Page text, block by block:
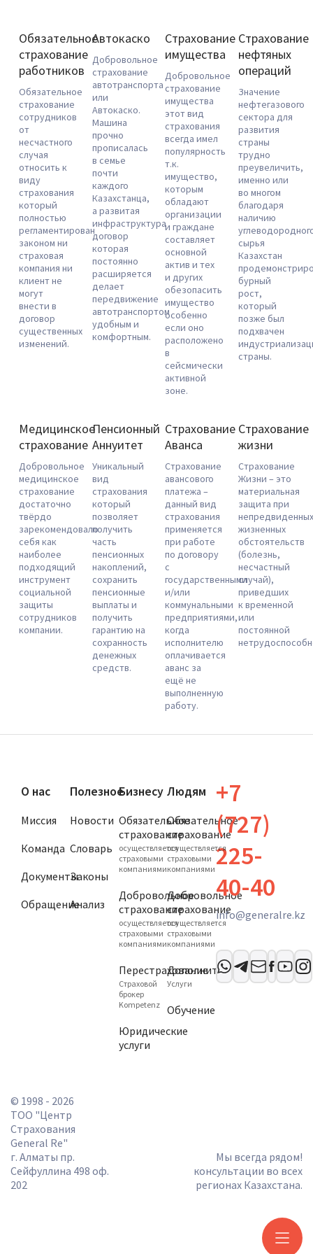
Обязательное
страхование
работников
Обязательное
страхование
сотрудников
от
несчастного
случая
относить к
виду
страхования
который
полностью
регламентирован
законом ни
страховая
компания ни
клиент не
могут
внести в
договор
существенных
изменений.
Автокаско
Добровольное
страхование
автотранспорта
или
Автокаско.
Машина
прочно
прописалась
в семье
почти
каждого
Казахстанца,
а развитая
инфраструктура
договор
которая
постоянно
расширяется
делает
передвижение
автотранспортом
удобным и
комфортным.
Страхование
имущества
Добровольное
страхование
имущества
этот вид
страхования
всегда имел
популярность
т.к.
имущество,
которым
обладают
организации
и граждане
составляет
основной
актив и тех
и других
обезопасить
имущество
особенно
если оно
расположено
в
сейсмически
активной
зоне.
Страхование
нефтяных
операций
Значение
нефтегазового
сектора для
развития
страны
трудно
преувеличить,
именно или
во многом
благодаря
наличию
сырья
Казахстан
бурный
рост,
который
позже был
подхвачен
страны.
Медицинское
страхование
Добровольное
медицинское
страхование
достаточно
твёрдо
зарекомендовало
себя как
наиболее
подходящий
инструмент
социальной
защиты
сотрудников
компании.
Пенсионный
Аннуитет
Уникальный
вид
страхования
который
позволяет
получить
часть
пенсионных
накоплений,
сохранить
пенсионные
выплаты и
получить
гарантию на
сохранность
денежных
средств.
Страхование
Аванса
Страхование
авансового
платежа –
данный вид
страхования
применяется
при работе
по договору
с
государственными
и/или
коммунальными
предприятиями,
когда
исполнителю
оплачивается
аванс за
ещё не
выполненную
работу.
Страхование
жизни
Страхование
Жизни – это
материальная
защита при
непредвиденных
жизненных
обстоятельств
(болезнь,
несчастный
случай),
приведших
к временной
или
постоянной
О нас
Миссия
Команда
Документы
Обращение
Полезное
Новости
Словарь
Законы
Анализ
Бизнесу
Обязательное
страхование
осуществляется
страховыми
компаниями
Добровольное
cтрахование
осуществляется
страховыми
компаниями
Перестрахование
Страховой
брокер
Kompetenz
Юридические
услуги
Людям
Обязательное
страхование
осуществляется
страховыми
компаниями
Добровольное
cтрахование
осуществляется
страховыми
компаниями
Дополнительно
Услуги
Обучение
+7
(727)
225-
40-40
info@generalre.kz
© 1998 - 2026
ТОО "Центр
Страхования
General Re"
г. Алматы пр.
Сейфуллина 498 оф.
202
Мы всегда рядом!
консультации во всех
регионах Казахстана.